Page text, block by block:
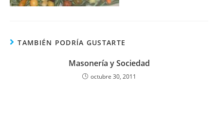
TAMBIÉN PODRÍA GUSTARTE
Masonería y Sociedad
octubre 30, 2011